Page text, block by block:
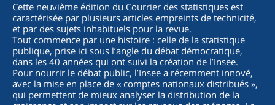
Cette neuvième édition du Courrier des statistiques est
caractérisée par plusieurs articles empreints de technicité,
et par des sujets inhabituels pour la revue.
Tout commence par une histoire : celle de la statistique
publique, prise ici sous l’angle du débat démocratique,
dans les 40 années qui ont suivi la création de l’Insee.
Pour nourrir le débat public, l’Insee a récemment innové,
avec la mise en place de « comptes nationaux distribués »,
qui permettent de mieux analyser la distribution de la